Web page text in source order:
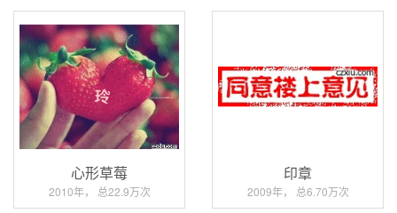
心形草莓
2010年， 总22.9万次
印章
2009年， 总6.70万次